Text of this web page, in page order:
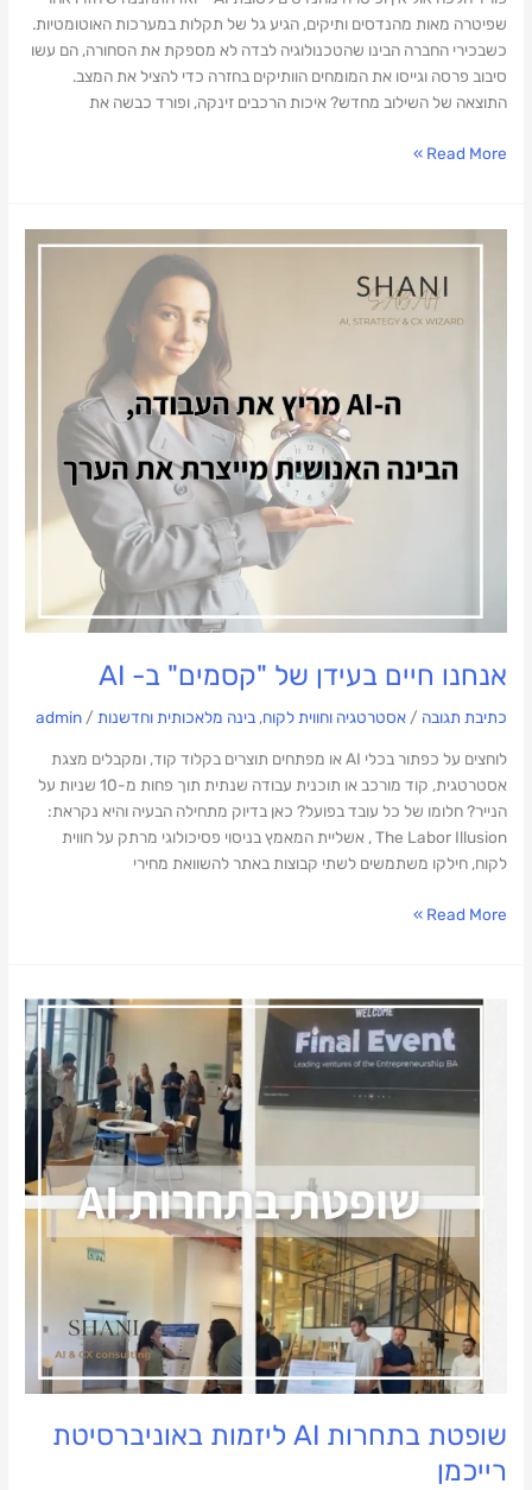
שפיטרה מאות מהנדסים ותיקים, הגיע גל של תקלות במערכות האוטומטיות.
כשבכירי החברה הבינו שהטכנולוגיה לבדה לא מספקת את הסחורה, הם עשו
סיבוב פרסה וגייסו את המומחים הוותיקים בחזרה כדי להציל את המצב.
התוצאה של השילוב מחדש? איכות הרכבים זינקה, ופורד כבשה את
Read More »
אנחנו חיים בעידן של "קסמים" ב- AI
כתיבת תגובה /אסטרטגיה וחווית לקוח,בינה מלאכותית וחדשנות /
admin
לוחצים על כפתור בכלי AI או מפתחים תוצרים בקלוד קוד, ומקבלים מצגת
אסטרטגית, קוד מורכב או תוכנית עבודה שנתית תוך פחות מ-10 שניות על
הנייר? חלומו של כל עובד בפועל? כאן בדיוק מתחילה הבעיה והיא נקראת:
The Labor Illusion , אשליית המאמץ בניסוי פסיכולוגי מרתק על חווית
לקוח, חילקו משתמשים לשתי קבוצות באתר להשוואת מחירי
אנחנו
Read More »
שופטת בתחרות AI ליזמות באוניברסיטת
רייכמן
שופטת
באוניברסיטת